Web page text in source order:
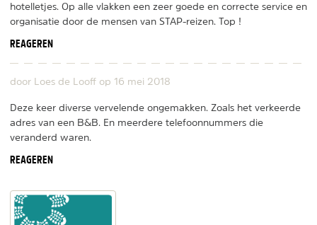
hotelletjes. Op alle vlakken een zeer goede en correcte service en
organisatie door de mensen van STAP-reizen. Top !
REAGEREN
door Loes de Looff op 16 mei 2018
Deze keer diverse vervelende ongemakken. Zoals het verkeerde
adres van een B&B. En meerdere telefoonnummers die
veranderd waren.
REAGEREN